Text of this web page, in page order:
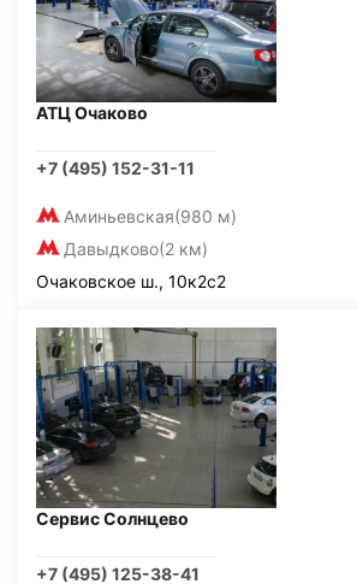
АТЦ Очаково
+7 (495) 152-31-11
Аминьевская(980 м)
Давыдково(2 км)
Очаковское ш., 10к2с2
Сервис Солнцево
+7 (495) 125-38-41